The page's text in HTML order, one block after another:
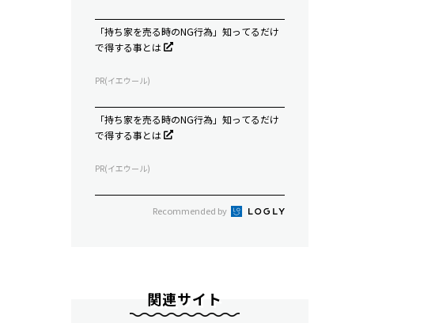
「持ち家を売る時のNG行為」知ってるだけ
で得する事とは
PR(イエウール)
「持ち家を売る時のNG行為」知ってるだけ
で得する事とは
PR(イエウール)
Recommended by
関連サイト